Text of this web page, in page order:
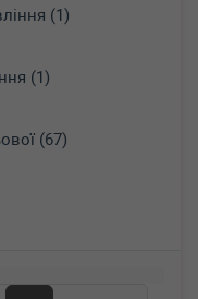
(1)
(1)
(67)